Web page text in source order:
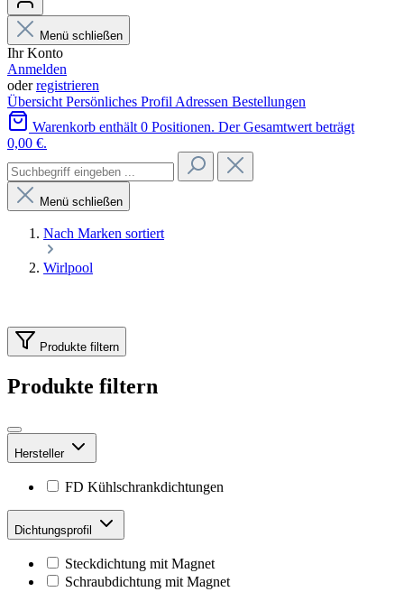
Menü schließen
Ihr Konto
Anmelden
oderregistrieren
Übersicht Persönliches Profil Adressen Bestellungen
Warenkorb enthält 0 Positionen. Der Gesamtwert beträgt
0,00 €.
Menü schließen
Nach Marken sortiert
Wirlpool
Produkte filtern
Produkte filtern
Hersteller
FD Kühlschrankdichtungen
Dichtungsprofil
Steckdichtung mit Magnet
Schraubdichtung mit Magnet